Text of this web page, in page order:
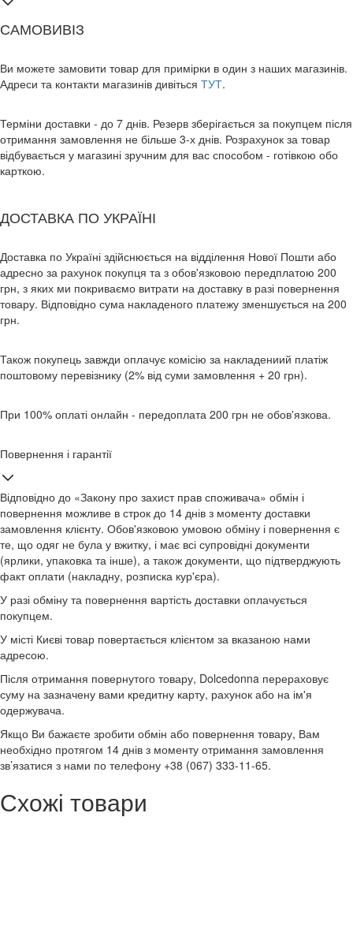
САМОВИВІЗ
Ви можете замовити товар для примірки в один з наших магазинів.
Адреси та контакти магазинів дивіться ТУТ.
Терміни доставки - до 7 днів. Резерв зберігається за покупцем після
отримання замовлення не більше 3-х днів. Розрахунок за товар
відбувається у магазині зручним для вас способом - готівкою обо
карткою.
ДОСТАВКА ПО УКРАЇНІ
Доставка по Україні здійснюється на відділення Нової Пошти або
адресно за рахунок покупця та з обов'язковою передплатою 200
грн, з яких ми покриваємо витрати на доставку в разі повернення
товару. Відповідно сума накладеного платежу зменшується на 200
грн.
Також покупець завжди оплачує комісію за накладениий платіж
поштовому перевізнику (2% від суми замовлення + 20 грн).
При 100% оплаті онлайн - передоплата 200 грн не обов'язкова.
Повернення і гарантії
Відповідно до «Закону про захист прав споживача» обмін і
повернення можливе в строк до 14 днів з моменту доставки
замовлення клієнту. Обов'язковою умовою обміну і повернення є
те, що одяг не була у вжитку, і має всі супровідні документи
(ярлики, упаковка та інше), а також документи, що підтверджують
факт оплати (накладну, розписка кур'єра).
У разі обміну та повернення вартість доставки оплачується
покупцем.
У місті Києві товар повертається клієнтом за вказаною нами
адресою.
Після отримання повернутого товару, Dolcedonna перераховує
суму на зазначену вами кредитну карту, рахунок або на ім'я
одержувача.
Якщо Ви бажаєте зробити обмін або повернення товару, Вам
необхідно протягом 14 днів з моменту отримання замовлення
зв’язатися з нами по телефону +38 (067) 333-11-65.
Схожі товари